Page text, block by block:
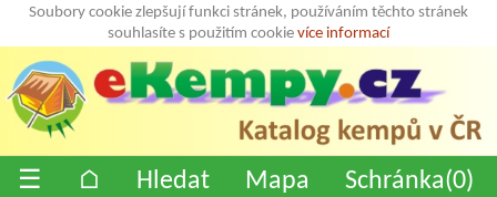
Soubory cookie zlepšují funkci stránek, používáním těchto stránek
souhlasíte s použitím cookie více informací
☰ ⌂ Hledat Mapa Schránka(0)